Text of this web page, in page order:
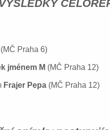
VÝSLEDKY
škol
(MČ Praha 6) 1.
jménem M (MČ Praha
Frajer Pepa (MČ Praha